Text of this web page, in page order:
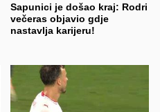
Sapunici je došao kraj: Rodri
večeras objavio gdje
nastavlja karijeru!